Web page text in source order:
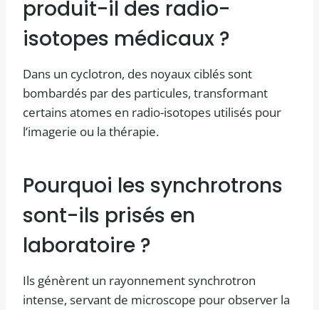
produit-il des radio-
isotopes médicaux ?
Dans un cyclotron, des noyaux ciblés sont
bombardés par des particules, transformant
certains atomes en radio-isotopes utilisés pour
l’imagerie ou la thérapie.
Pourquoi les synchrotrons
sont-ils prisés en
laboratoire ?
Ils génèrent un rayonnement synchrotron
intense, servant de microscope pour observer la